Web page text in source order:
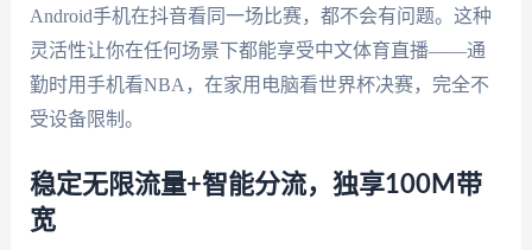
Android手机在抖音看同一场比赛，都不会有问题。这种
灵活性让你在任何场景下都能享受中文体育直播——通
勤时用手机看NBA，在家用电脑看世界杯决赛，完全不
受设备限制。
稳定无限流量+智能分流，独享100M带
宽